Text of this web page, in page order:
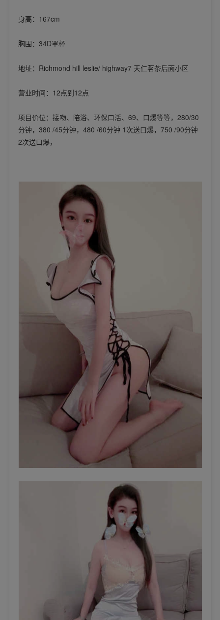
身高：167cm
胸围：34D罩杯
地址：Richmond hill leslie/ highway7 天仁茗茶后面小区
营业时间：12点到12点
项目价位：接吻、陪浴、环保口活、69、口爆等等，280/30
分钟，380 /45分钟，480 /60分钟 1次送口爆，750 /90分钟
2次送口爆，